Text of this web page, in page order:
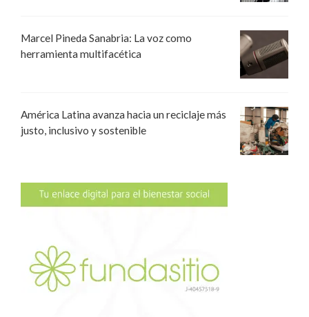
Marcel Pineda Sanabria: La voz como
herramienta multifacética
América Latina avanza hacia un reciclaje más
justo, inclusivo y sostenible